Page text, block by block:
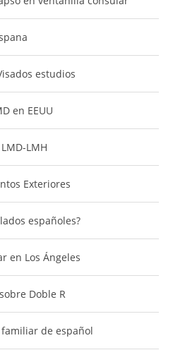
estudios
en EEUU
LMH
Exteriores
españoles?
en Los Ángeles
Doble R
familiar de español